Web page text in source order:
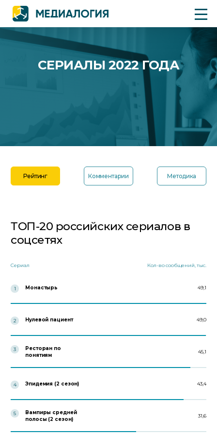
СЕРИАЛЫ 2022 ГОДА
Рейтинг Комментарии Методика
ТОП-20 российских сериалов в
соцсетях
Сериал Кол-во сообщений, тыс.
1 Монастырь 49,1
2 Нулевой пациент 49,0
3
Ресторан по
понятиям
45,1
4 Эпидемия (2 сезон) 43,4
5
Вампиры средней
полосы (2 сезон)
31,6